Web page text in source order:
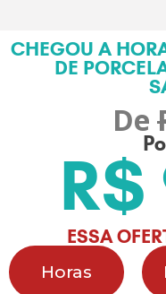
CHEGOU A
DE
De
ESSA
Horas